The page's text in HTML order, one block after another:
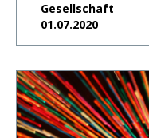
Gesellschaft
01.07.2020